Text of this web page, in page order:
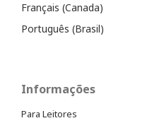
Français (Canada)
Português (Brasil)
Informações
Para Leitores